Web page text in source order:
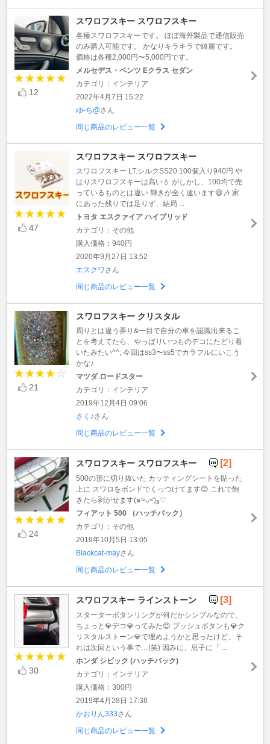
12
スワロフスキー スワロフスキー
各種スワロフスキーです。 ほぼ海外製品で通信販売
のみ購入可能です。 かなりキラキラで綺麗です。
価格は各種2,000円〜5,000円です。
メルセデス・ベンツ Eクラス セダン
カテゴリ：インテリア
2022年4月7日 15:22
ゆ-ち@さん
同じ商品のレビュー一覧
47
スワロフスキー スワロフスキー
スワロフスキー LT.シルクSS20 100個入り940円 や
はりスワロフスキーは高い💧 がしかし、100均で売
っているものとは違い 輝きが全く違います😆🎶 家
にあった残りでは足りず、結局 ...
トヨタ エスクァイア ハイブリッド
カテゴリ：その他
購入価格：940円
2020年9月27日 13:52
エスクワさん
同じ商品のレビュー一覧
21
スワロフスキー クリスタル
周りとは違う弄り&一目で自分の車を認識出来るこ
とを考えてたら、やっぱりいつものデコにたどり着
いたみたい^^; 今回はss3〜ss5でカラフルにいこう
かな♪
マツダ ロードスター
カテゴリ：インテリア
2019年12月4日 09:06
さく♪さん
同じ商品のレビュー一覧
24
スワロフスキー スワロフスキー [2]
500の形に切り抜いた カッティングシートを貼った
上に スワロをボンドでくっつけてます😊 これで飽
きたら剥がせます(๑˃ᴗ˂)و♡
フィアット 500 （ハッチバック）
カテゴリ：その他
2019年10月5日 13:05
Blackcat-mayさん
同じ商品のレビュー一覧
30
スワロフスキー ラインストーン [3]
スターターボタンリングが何だかシンプルなので、
ちょっと💎デコ💎ってみた😊 プッシュボタンも💎ク
リスタルストーン💎で埋めようかと思ったけど、そ
れは次回という事で…(笑) 因みに、息子に『 ...
ホンダ シビック (ハッチバック)
カテゴリ：インテリア
購入価格：300円
2019年4月28日 17:38
かおりん333さん
同じ商品のレビュー一覧